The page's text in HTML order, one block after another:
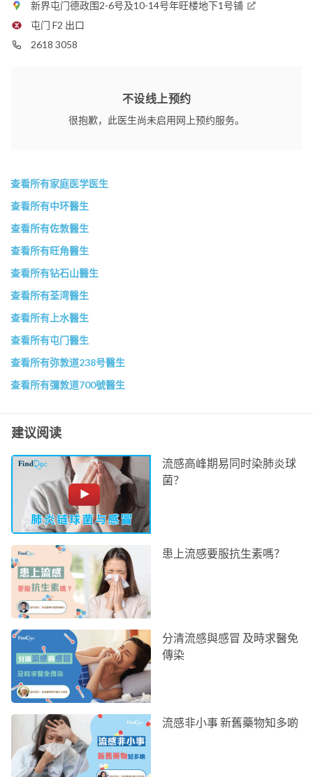
2618 3058
新界屯门德政围2-6号及10-14号年旺楼地下1号铺
屯门 F2 出口
2618 3058
不设线上预约
很抱歉，此医生尚未启用网上预约服务。
查看所有家庭医学医生
查看所有中环醫生
查看所有佐敦醫生
查看所有旺角醫生
查看所有钻石山醫生
查看所有荃湾醫生
查看所有上水醫生
查看所有屯门醫生
查看所有弥敦道238号醫生
查看所有彌敦道700號醫生
建议阅读
流感高峰期易同时染肺炎球
菌？
患上流感要服抗生素嗎？
分清流感與感冒 及時求醫免
傳染
流感非小事 新舊藥物知多啲